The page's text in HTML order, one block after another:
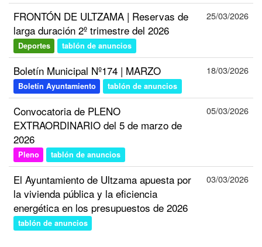
FRONTÓN DE ULTZAMA | Reservas de
larga duración 2º trimestre del 2026
Deportes tablón de anuncios
25/03/2026
Boletín Municipal Nº174 | MARZO
Boletín Ayuntamiento tablón de anuncios
18/03/2026
Convocatoria de PLENO
EXTRAORDINARIO del 5 de marzo de
2026
Pleno tablón de anuncios
05/03/2026
El Ayuntamiento de Ultzama apuesta por
la vivienda pública y la eficiencia
energética en los presupuestos de 2026
tablón de anuncios
03/03/2026